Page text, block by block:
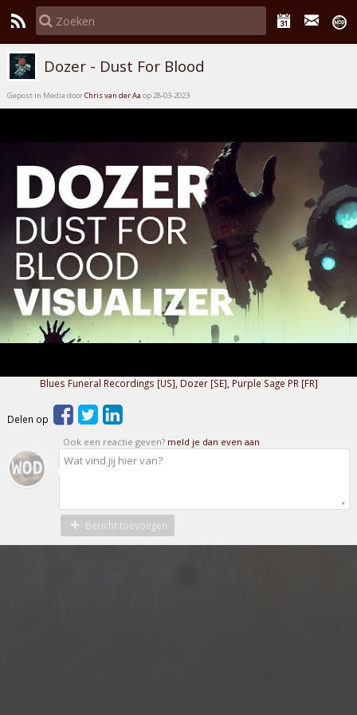
Dozer - Dust For Blood
Gepost in Media doorChris van der Aa op 28-03-2023
Blues Funeral Recordings [US] Dozer [SE] Purple Sage PR [FR]
Delen op
Ook een reactie geven? meld je dan even aan
Bericht toevoegen